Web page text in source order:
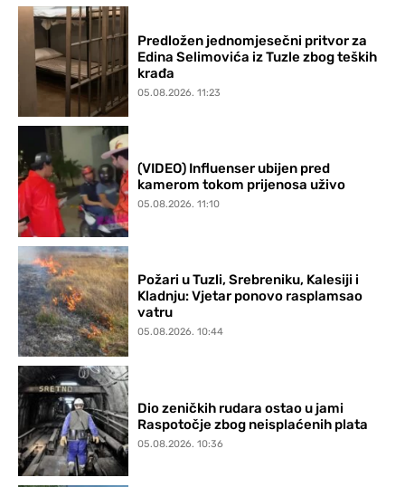
Predložen jednomjesečni pritvor za
Edina Selimovića iz Tuzle zbog teških
krađa
05.08.2026. 11:23
(VIDEO) Influenser ubijen pred
kamerom tokom prijenosa uživo
05.08.2026. 11:10
Požari u Tuzli, Srebreniku, Kalesiji i
Kladnju: Vjetar ponovo rasplamsao
vatru
05.08.2026. 10:44
Dio zeničkih rudara ostao u jami
Raspotočje zbog neisplaćenih plata
05.08.2026. 10:36